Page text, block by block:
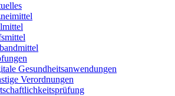
Gesundheitsanwendungen
Verordnungen